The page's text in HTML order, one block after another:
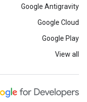
Google Antigravity
Google Cloud
Google Play
View all